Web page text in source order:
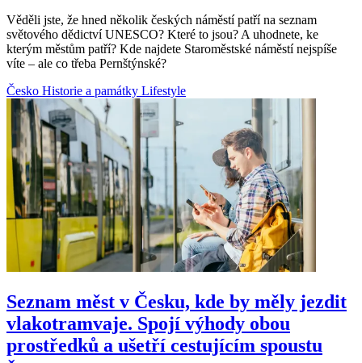
Věděli jste, že hned několik českých náměstí patří na seznam
světového dědictví UNESCO? Které to jsou? A uhodnete, ke
kterým městům patří? Kde najdete Staroměstské náměstí nejspíše
víte – ale co třeba Pernštýnské?
Česko Historie a památky Lifestyle
Seznam měst v Česku, kde by měly jezdit
vlakotramvaje. Spojí výhody obou
prostředků a ušetří cestujícím spoustu